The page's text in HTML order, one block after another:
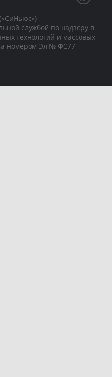
службой по надзору в
технологий и массовых
номером Эл № ФС77 –